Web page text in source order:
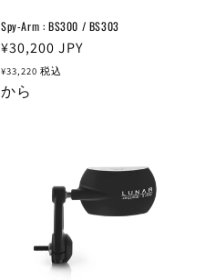
Spy-Arm : BS300 / BS303
通
常
価
¥30,200 JPY
¥33,220 税込
から